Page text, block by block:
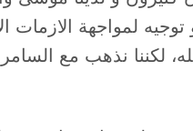
لمواجهة
لكننا نذهب مع